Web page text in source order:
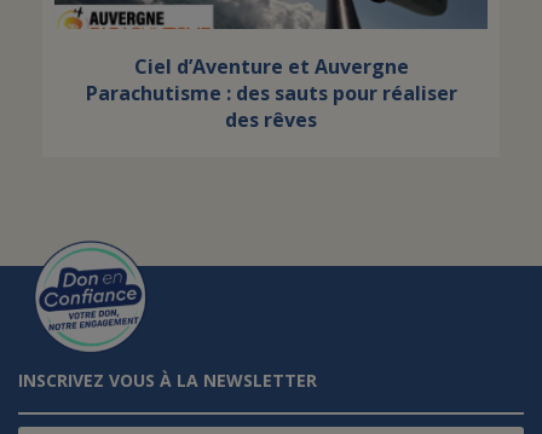
Ciel d’Aventure et Auvergne
Parachutisme : des sauts pour réaliser
des rêves
INSCRIVEZ VOUS À LA NEWSLETTER